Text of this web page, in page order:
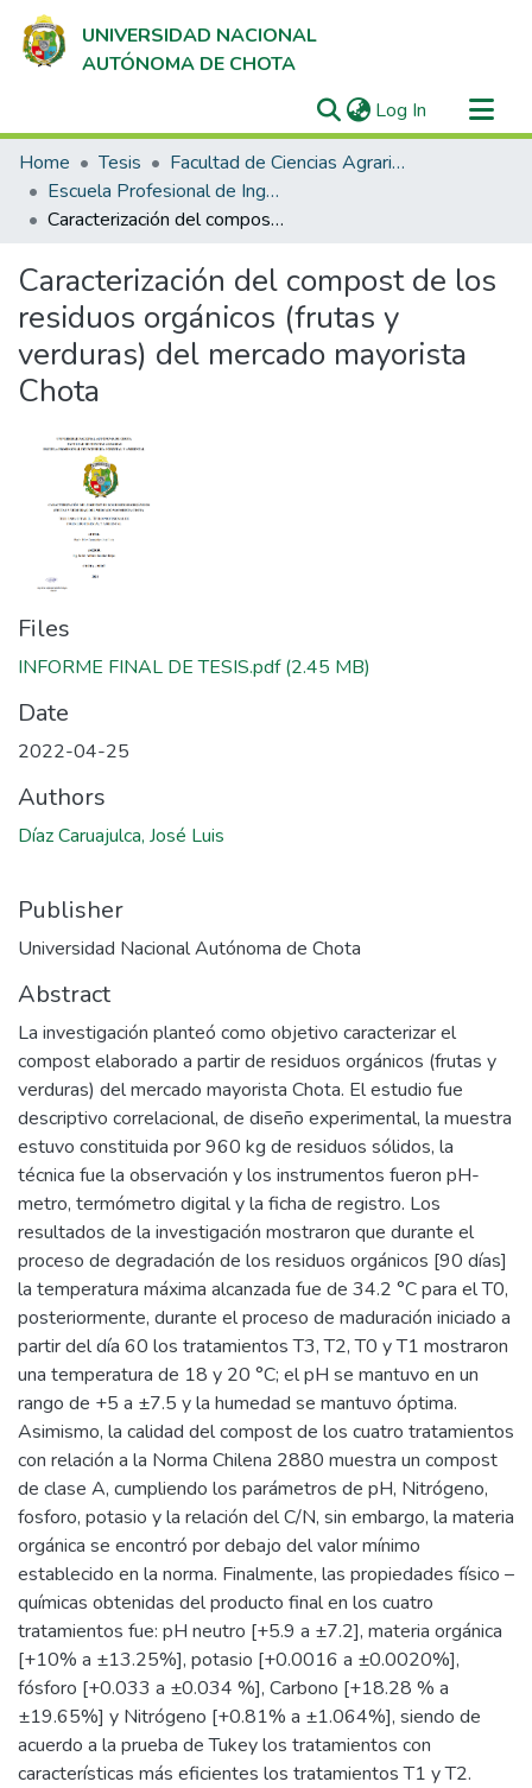
UNIVERSIDAD NACIONAL
AUTÓNOMA DE CHOTA
Log In (current)
Communities & Collections
All of DSpace
Statistics
Home Tesis
Facultad de Ciencias Agrarias
Escuela Profesional de Ingeniería Forestal y Ambiental
Caracterización del compost de los residuos orgánicos (frutas y verduras) del mercado mayorista Chota
Caracterización del compost de los
residuos orgánicos (frutas y
verduras) del mercado mayorista
Chota
Files
INFORME FINAL DE TESIS.pdf(2.45 MB)
Date
2022-04-25
Authors
Díaz Caruajulca, José Luis
Publisher
Universidad Nacional Autónoma de Chota
Abstract
La investigación planteó como objetivo caracterizar el
compost elaborado a partir de residuos orgánicos (frutas y
verduras) del mercado mayorista Chota. El estudio fue
descriptivo correlacional, de diseño experimental, la muestra
estuvo constituida por 960 kg de residuos sólidos, la
técnica fue la observación y los instrumentos fueron pH-
metro, termómetro digital y la ficha de registro. Los
resultados de la investigación mostraron que durante el
proceso de degradación de los residuos orgánicos [90 días]
la temperatura máxima alcanzada fue de 34.2 °C para el T0,
posteriormente, durante el proceso de maduración iniciado a
partir del día 60 los tratamientos T3, T2, T0 y T1 mostraron
una temperatura de 18 y 20 °C; el pH se mantuvo en un
rango de +5 a ±7.5 y la humedad se mantuvo óptima.
Asimismo, la calidad del compost de los cuatro tratamientos
con relación a la Norma Chilena 2880 muestra un compost
de clase A, cumpliendo los parámetros de pH, Nitrógeno,
fosforo, potasio y la relación del C/N, sin embargo, la materia
orgánica se encontró por debajo del valor mínimo
establecido en la norma. Finalmente, las propiedades físico –
químicas obtenidas del producto final en los cuatro
tratamientos fue: pH neutro [+5.9 a ±7.2], materia orgánica
[+10% a ±13.25%], potasio [+0.0016 a ±0.0020%],
fósforo [+0.033 a ±0.034 %], Carbono [+18.28 % a
±19.65%] y Nitrógeno [+0.81% a ±1.064%], siendo de
acuerdo a la prueba de Tukey los tratamientos con
características más eficientes los tratamientos T1 y T2.